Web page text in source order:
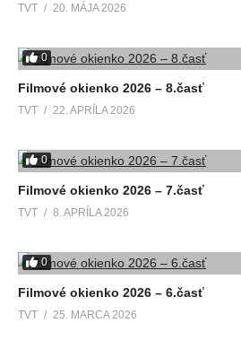
TVT 20. MÁJA 2026
0
Filmové okienko 2026 – 8.časť
TVT 22. APRÍLA 2026
0
Filmové okienko 2026 – 7.časť
TVT 8. APRÍLA 2026
0
Filmové okienko 2026 – 6.časť
TVT 25. MARCA 2026